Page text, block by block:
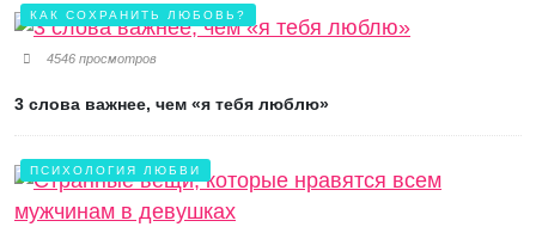
КАК СОХРАНИТЬ ЛЮБОВЬ?
4546 просмотров
3 слова важнее, чем «я тебя люблю»
ПСИХОЛОГИЯ ЛЮБВИ